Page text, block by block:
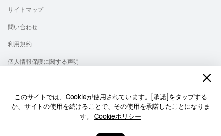
このサイトでは、Cookieが使用されています。[承諾]をタップする
か、サイトの使用を続けることで、その使用を承諾したことになりま
す。 Cookieポリシー
Copyright © 1998-2026 Huawei Device Co., Ltd. All rights reserved.
サイトマップ
問い合わせ
利用規約
個人情報保護に関する声明
クッキー